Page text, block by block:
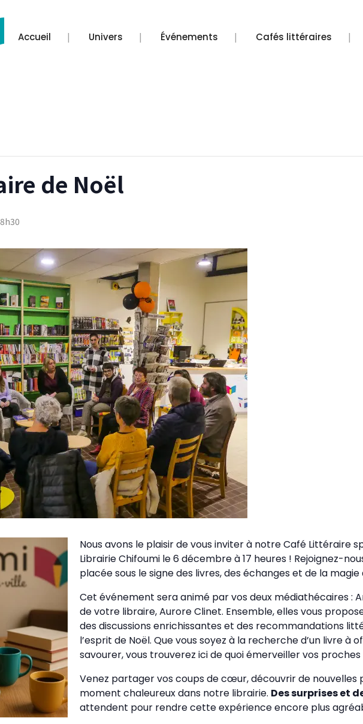
Accueil Univers Événements Cafés littéraires
de CHIFOUMI
de Noël
Nous avons le plaisir de vous inviter à notre Café Littéraire
Librairie Chifoumi le 6 décembre à 17 heures ! Rejoignez-
placée sous le signe des livres, des échanges et de la magie
Cet événement sera animé par vos deux médiathécaires :
de votre libraire, Aurore Clinet. Ensemble, elles vous
des discussions enrichissantes et des recommandations
l’esprit de Noël. Que vous soyez à la recherche d’un livre à
savourer, vous trouverez ici de quoi émerveiller vos
Venez partager vos coups de cœur, découvrir de
moment chaleureux dans notre librairie. Des surprises et
attendent pour rendre cette expérience encore plus